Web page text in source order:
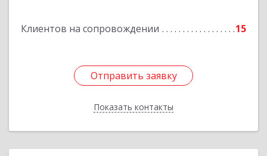
Клиентов на сопровождении 15
Отправить заявку
Показать контакты
Отправить заявку
Назад